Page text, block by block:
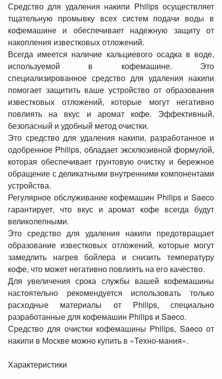
Средство для удаления накипи Philips осуществляет
тщательную промывку всех систем подачи воды в
кофемашине и обеспечивает надежную защиту от
накопления известковых отложений.
Всегда имеется наличие кальциевого осадка в воде,
используемой в кофемашине. Это
специализированное средство для удаления накипи
помогает защитить ваше устройство от образования
известковых отложений, которые могут негативно
повлиять на вкус и аромат кофе. Эффективный,
безопасный и удобный метод очистки.
Это средство для удаления накипи, разработанное и
одобренное Philips, обладает эксклюзивной формулой,
которая обеспечивает грунтовую очистку и бережное
обращение с деликатными внутренними компонентами
устройства.
Регулярное обслуживание кофемашин Philips и Saeco
гарантирует, что вкус и аромат кофе всегда будут
великолепными.
Это средство для удаления накипи предотвращает
образование известковых отложений, которые могут
замедлить нагрев бойлера и снизить температуру
кофе, что может негативно повлиять на его качество.
Для увеличения срока службы вашей кофемашины
настоятельно рекомендуется использовать только
расходные материалы от Philips, специально
разработанные для кофемашин Philips и Saeco.
Средство для очистки кофемашины Philips, Saeco от
накипи в Москве можно купить в «Техно-мания».
Характеристики